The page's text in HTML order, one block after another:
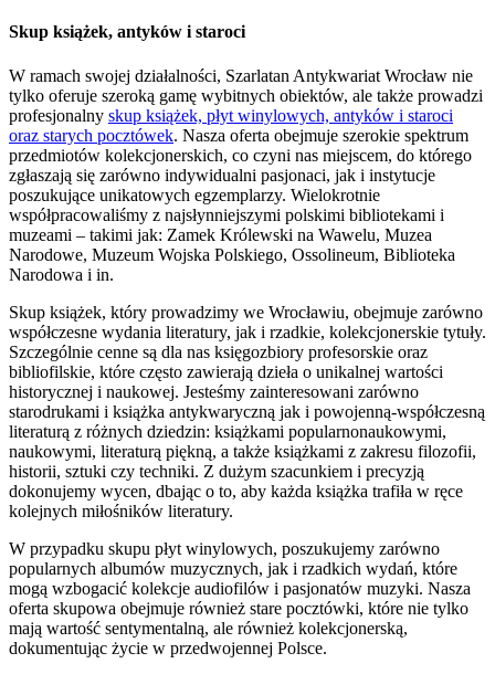
Skup książek, antyków i staroci
W ramach swojej działalności, Szarlatan Antykwariat Wrocław nie
tylko oferuje szeroką gamę wybitnych obiektów, ale także prowadzi
profesjonalny skup książek, płyt winylowych, antyków i staroci
oraz starych pocztówek. Nasza oferta obejmuje szerokie spektrum
przedmiotów kolekcjonerskich, co czyni nas miejscem, do którego
zgłaszają się zarówno indywidualni pasjonaci, jak i instytucje
poszukujące unikatowych egzemplarzy. Wielokrotnie
współpracowaliśmy z najsłynniejszymi polskimi bibliotekami i
muzeami – takimi jak: Zamek Królewski na Wawelu, Muzea
Narodowe, Muzeum Wojska Polskiego, Ossolineum, Biblioteka
Narodowa i in.
Skup książek, który prowadzimy we Wrocławiu, obejmuje zarówno
współczesne wydania literatury, jak i rzadkie, kolekcjonerskie tytuły.
Szczególnie cenne są dla nas księgozbiory profesorskie oraz
bibliofilskie, które często zawierają dzieła o unikalnej wartości
historycznej i naukowej. Jesteśmy zainteresowani zarówno
starodrukami i książka antykwaryczną jak i powojenną-współczesną
literaturą z różnych dziedzin: książkami popularnonaukowymi,
naukowymi, literaturą piękną, a także książkami z zakresu filozofii,
historii, sztuki czy techniki. Z dużym szacunkiem i precyzją
dokonujemy wycen, dbając o to, aby każda książka trafiła w ręce
kolejnych miłośników literatury.
W przypadku skupu płyt winylowych, poszukujemy zarówno
popularnych albumów muzycznych, jak i rzadkich wydań, które
mogą wzbogacić kolekcje audiofilów i pasjonatów muzyki. Nasza
oferta skupowa obejmuje również stare pocztówki, które nie tylko
mają wartość sentymentalną, ale również kolekcjonerską,
dokumentując życie w przedwojennej Polsce.